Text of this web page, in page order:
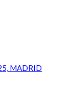
MADRID